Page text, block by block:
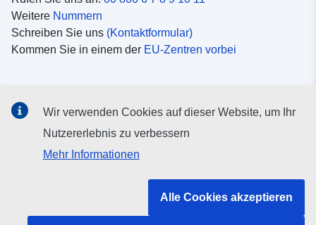
Weitere Nummern
Schreiben Sie uns (Kontaktformular)
Kommen Sie in einem der EU-Zentren vorbei
Suche nach EUSocial-Media-Kanäle
Organe und Einrichtungen der EU
Wir verwenden Cookies auf dieser Website, um Ihr
Nutzererlebnis zu verbessern
Mehr Informationen
Alle Cookies akzeptieren